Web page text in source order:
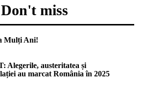
Don't miss
Mulți Ani!
Alegerile, austeritatea și
au marcat România în 2025